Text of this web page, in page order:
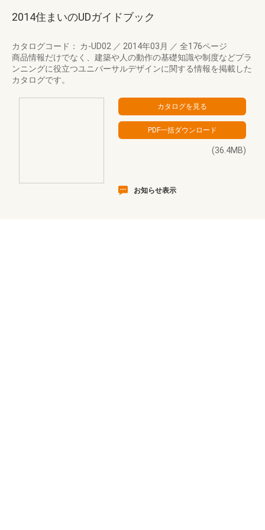
2014住まいのUDガイドブック
カタログコード： カ-UD02 ／ 2014年03月 ／ 全176ページ
商品情報だけでなく、建築や人の動作の基礎知識や制度などプラ
ンニングに役立つユニバーサルデザインに関する情報を掲載した
カタログです。
(36.4MB)
お知らせ表示